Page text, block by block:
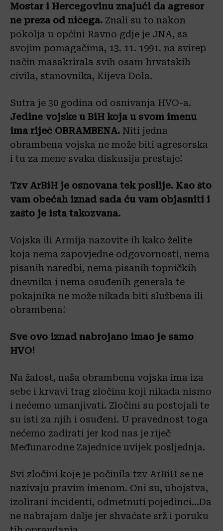
Mostar i Hercegovinu znajući da agresor
ne preza od ničega. Znali su to nakon
pokolja u općini Ravno gdje je JNA, sa
svojim pomagačima, 13. 11. 1991. na svirep
način masakrirala svih osam hrvatskih
civila, stanovnika, Kijeva Dola.
Sutra je 30 godina od osnivanja HVO-a.
Jedine vojske u BiH koja u svom imenu
ima riječ OBRAMBENA. Niti jedna
obrambena vojska ne može biti agresorska
i tu za mene svaka diskusija prestaje!
Tzv ArBiH je osnovana tek poslije. Kao što
vam obećah iznad sada ću vam objasniti i
zašto je ista takozvana.
Vojska ili Armija nazovite ih kako želite
koja nema zapovjedne odgovornosti, nema
pisanih naredbi, nema pisanih topničkih
dnevnika i nema osuđenih generala te
pokajnika ne može nikada biti službena ili
obrambena!
Sve ovo iznad nabrojano imao je samo
HVO!
Na žalost, naša obrambena vojska ima iza
sebe i krvavi trag zločina koji nikada nismo
i nećemo umanjivati. Zločini su postojali te
su isti za njih i osuđeni. U pravednost toga
nećemo zadirati jer kod nas je riječ
Međunarodne Zajednice uvijek posljednja.
Svi zločini koje je počinila tzv ArBiH se ne
nazivaju pravim imenom. Oni su, ubojstva,
izolirani incidenti, odmetnuti pojedinci…Da
ne nabrajam dalje jer shvaćate srž i poruku